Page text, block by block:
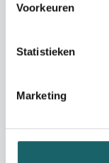
Voorkeuren
Statistieken
Marketing
Blouse